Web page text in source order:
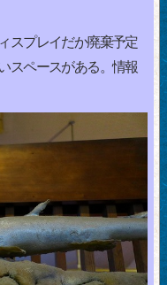
スプレイだか廃棄予定
スペースがある。情報